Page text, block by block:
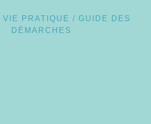
VIE PRATIQUE / GUIDE DES
DÉMARCHES